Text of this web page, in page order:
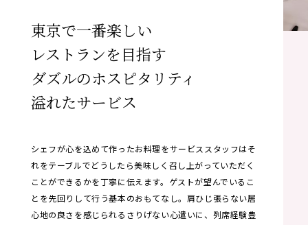
東京で一番楽しい
レストランを目指す
ダズルのホスピタリティ
溢れたサービス
シェフが心を込めて作ったお料理をサービススタッフはそ
れをテーブルでどうしたら美味しく召し上がっていただく
ことができるかを丁寧に伝えます。ゲストが望んでいるこ
とを先回りして行う基本のおもてなし。肩ひじ張らない居
心地の良さを感じられるさりげない心遣いに、列席経験豊